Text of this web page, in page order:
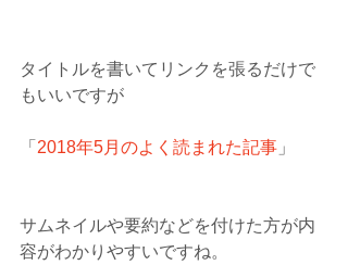
タイトルを書いてリンクを張るだけで
もいいですが
「 2018年5月のよく読まれた記事 」
サムネイルや要約などを付けた方が内
容がわかりやすいですね。